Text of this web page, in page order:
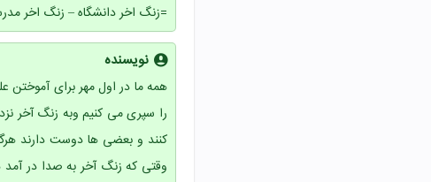
=زنگ اخر دانشگاه – زنگ اخر
نویسنده
همه ما در اول مهر برای آموختن
را سپری می کنیم وبه زنگ آخر
کنند و بعضی ها دوست دارند
وقتی که زنگ آخر به صدا در